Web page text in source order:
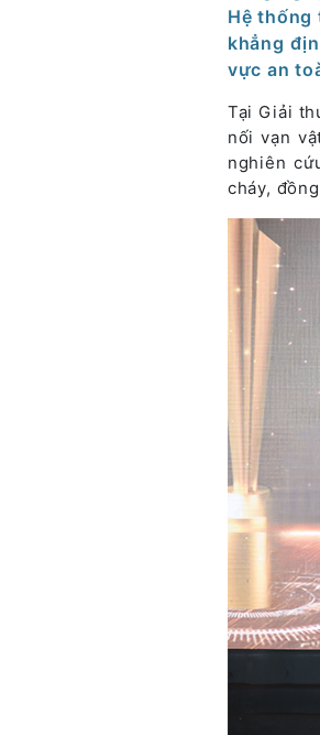
Hệ thống
khẳng
vực an
Tại Giải
nối vạn
nghiên
cháy,